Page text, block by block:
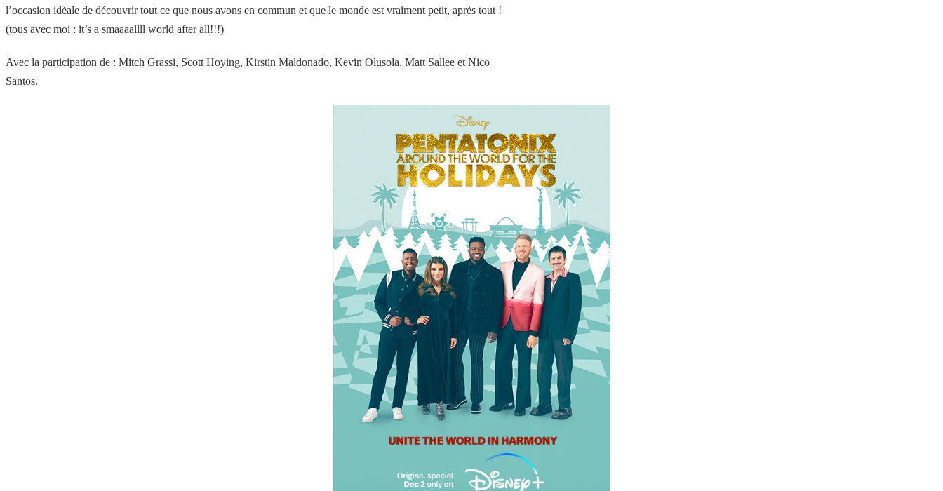
l’occasion idéale de découvrir tout ce que nous avons en commun et que le monde est vraiment petit, après tout !
(tous avec moi : it’s a smaaaallll world after all!!!)
Avec la participation de : Mitch Grassi, Scott Hoying, Kirstin Maldonado, Kevin Olusola, Matt Sallee et Nico
Santos.